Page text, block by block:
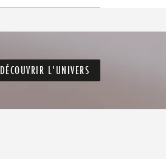
DÉCOUVRIR L'UNIVERS